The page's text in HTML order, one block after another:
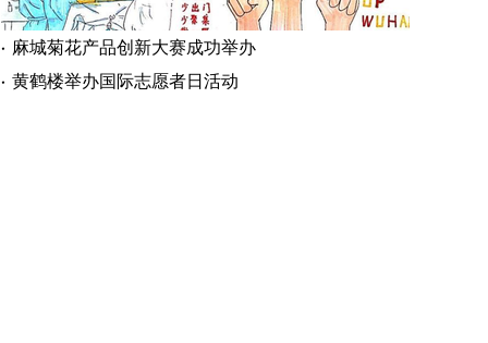
麻城菊花产品创新大赛成功举办
黄鹤楼举办国际志愿者日活动